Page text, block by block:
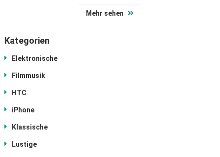
Mehr sehen
Kategorien
Elektronische
Filmmusik
HTC
iPhone
Klassische
Lustige